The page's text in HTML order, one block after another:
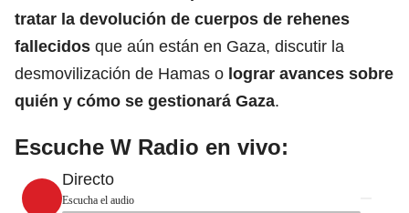
tratar la devolución de cuerpos de rehenes
fallecidos que aún están en Gaza, discutir la
desmovilización de Hamas o lograr avances sobre
quién y cómo se gestionará Gaza.
Escuche W Radio en vivo:
Directo
Escucha el audio